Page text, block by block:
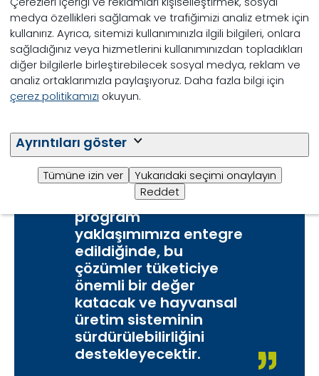
medya özellikleri sağlamak ve trafiğimizi analiz etmek için
kullanırız. Ayrıca, sitemizi kullanımınızla ilgili bilgileri, onlara
sağladığınız veya hizmetlerini kullanımınızdan topladıkları
diğer bilgilerle birleştirebilecek sosyal medya, reklam ve
analiz ortaklarımızla paylaşıyoruz. Daha fazla bilgi için
çerez politikamızı okuyun.
Ayrıntıları göster
Tümüne izin ver
Yukarıdaki seçimi onaylayın
Reddet
bilimin en ileri
noktasında yeni, etkili,
müşteri odaklı yem
katkı çözümleri
geliştirmektir. Genel
program
yaklaşımımıza entegre
edildiğinde, bu
çözümler tüketiciye
önemli bir değer
katacak ve hayvansal
üretim sisteminin
sürdürülebilirliğini
destekleyecektir.